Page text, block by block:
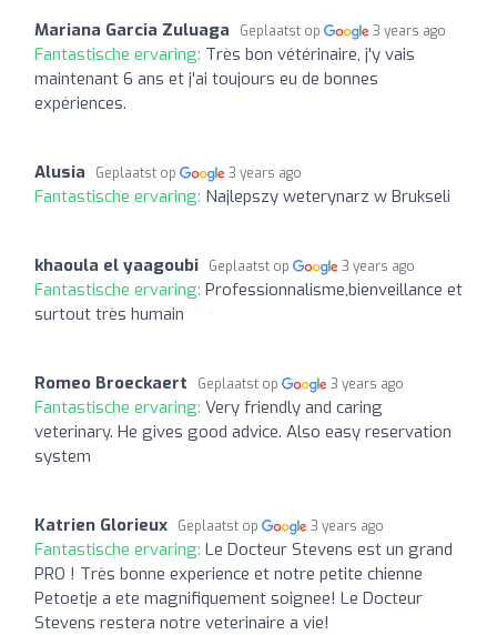
Mariana Garcia Zuluaga Geplaatst op 3 years ago
Fantastische ervaring: Très bon vétérinaire, j'y vais
maintenant 6 ans et j'ai toujours eu de bonnes
expériences.
Alusia Geplaatst op 3 years ago
Fantastische ervaring: Najlepszy weterynarz w Brukseli
khaoula el yaagoubi Geplaatst op 3 years ago
Fantastische ervaring: Professionnalisme,bienveillance et
surtout très humain
Romeo Broeckaert Geplaatst op 3 years ago
Fantastische ervaring: Very friendly and caring
veterinary. He gives good advice. Also easy reservation
system
Katrien Glorieux Geplaatst op 3 years ago
Fantastische ervaring: Le Docteur Stevens est un grand
PRO ! Très bonne experience et notre petite chienne
Petoetje a ete magnifiquement soignee! Le Docteur
Stevens restera notre veterinaire a vie!